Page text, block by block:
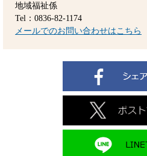
地域福祉係
Tel：0836-82-1174
メールでのお問い合わせはこちら